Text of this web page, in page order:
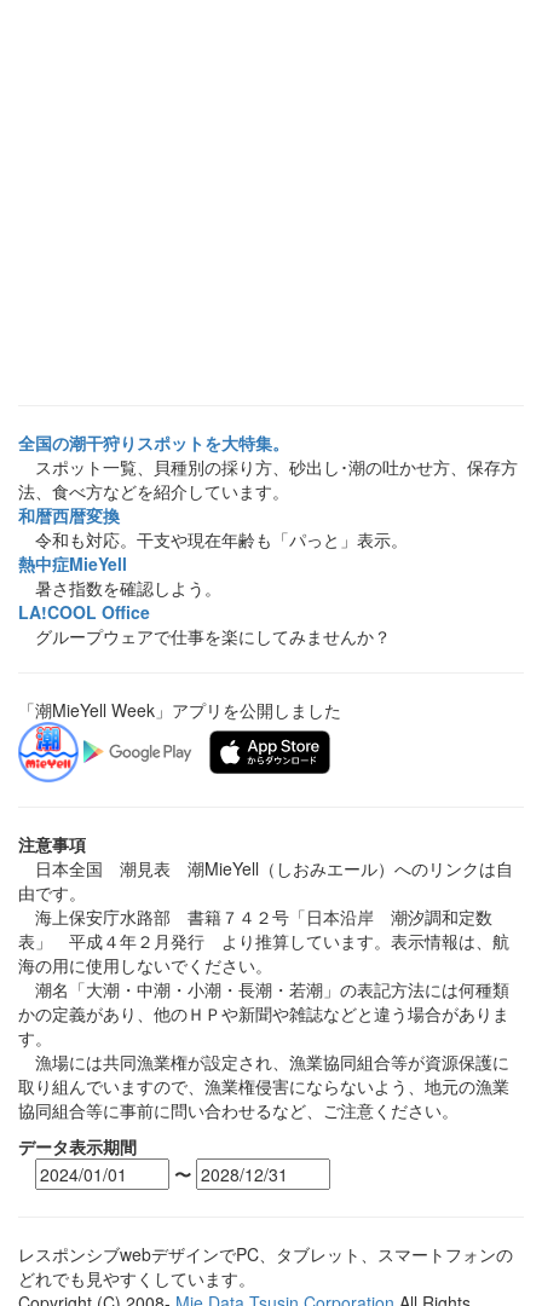
全国の潮干狩りスポットを大特集。
スポット一覧、貝種別の採り方、砂出し･潮の吐かせ方、保存方
法、食べ方などを紹介しています。
和暦西暦変換
令和も対応。干支や現在年齢も「パっと」表示。
熱中症MieYell
暑さ指数を確認しよう。
LA!COOL Office
グループウェアで仕事を楽にしてみませんか？
「潮MieYell Week」アプリを公開しました
注意事項
日本全国 潮見表 潮MieYell（しおみエール）へのリンクは自
由です。
海上保安庁水路部 書籍７４２号「日本沿岸 潮汐調和定数
表」 平成４年２月発行 より推算しています。表示情報は、航
海の用に使用しないでください。
潮名「大潮・中潮・小潮・長潮・若潮」の表記方法には何種類
かの定義があり、他のＨＰや新聞や雑誌などと違う場合がありま
す。
漁場には共同漁業権が設定され、漁業協同組合等が資源保護に
取り組んでいますので、漁業権侵害にならないよう、地元の漁業
協同組合等に事前に問い合わせるなど、ご注意ください。
データ表示期間
〜
レスポンシブwebデザインでPC、タブレット、スマートフォンの
どれでも見やすくしています。